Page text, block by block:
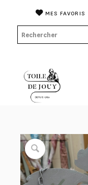
MES FAVORIS